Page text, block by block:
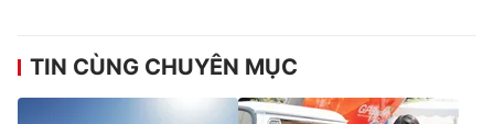
TIN CÙNG CHUYÊN MỤC